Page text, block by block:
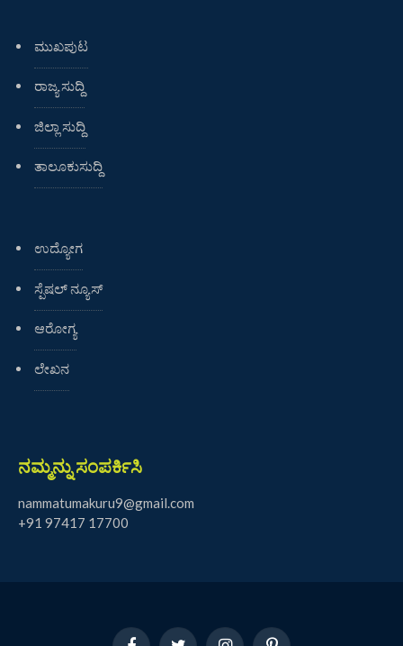
ಮುಖಪುಟ
ರಾಜ್ಯ ಸುದ್ದಿ
ಜಿಲ್ಲಾ ಸುದ್ದಿ
ತಾಲೂಕುಸುದ್ದಿ
ಉದ್ಯೋಗ
ಸ್ಪೆಷಲ್ ನ್ಯೂಸ್
ಆರೋಗ್ಯ
ಲೇಖನ
ನಮ್ಮನ್ನು ಸಂಪರ್ಕಿಸಿ
nammatumakuru9@gmail.com
+91 97417 17700